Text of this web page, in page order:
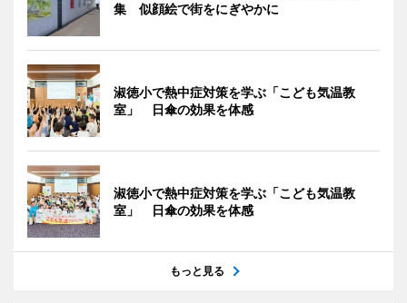
集 似顔絵で街をにぎやかに
淑徳小で熱中症対策を学ぶ「こども気温教
室」 日傘の効果を体感
淑徳小で熱中症対策を学ぶ「こども気温教
室」 日傘の効果を体感
もっと見る